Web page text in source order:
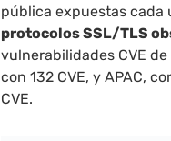
pública expuestas cada
protocolos SSL/TLS
vulnerabilidades CVE
con 132 CVE, y APAC,
CVE.